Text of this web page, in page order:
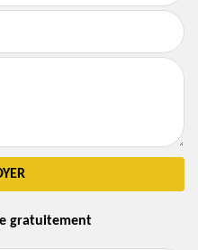
gratuitement